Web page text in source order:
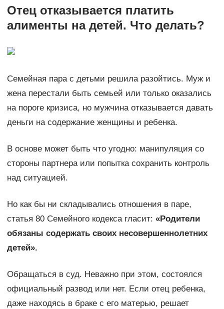
Отец отказывается платить
алименты на детей. Что делать?
Семейная пара с детьми решила разойтись. Муж и
жена перестали быть семьей или только оказались
на пороге кризиса, но мужчина отказывается давать
деньги на содержание женщины и ребенка.
В основе может быть что угодно: манипуляция со
стороны партнера или попытка сохранить контроль
над ситуацией.
Но как бы ни складывались отношения в паре,
статья 80 Семейного кодекса гласит: «Родители
обязаны содержать своих несовершеннолетних
детей».
Обращаться в суд. Неважно при этом, состоялся
официальный развод или нет. Если отец ребенка,
даже находясь в браке с его матерью, решает